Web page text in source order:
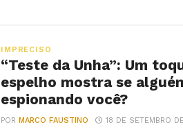
IMPRECISO
“Teste da Unha”: Um
espelho mostra se
espionando você?
PORMARCO FAUSTINO 18 DE SETEMBRO